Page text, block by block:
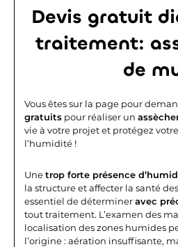
Devis gratuit
traitement:
de
Vous êtes sur la page pour
gratuits pour réaliser un
vie à votre projet et protégez
l’humidité !
Unetrop forte présence
la structure et affecter la santé
essentiel de détermineravec
tout traitement. L’examen des
localisation des zones humides
l’origine : aération insuffisante,